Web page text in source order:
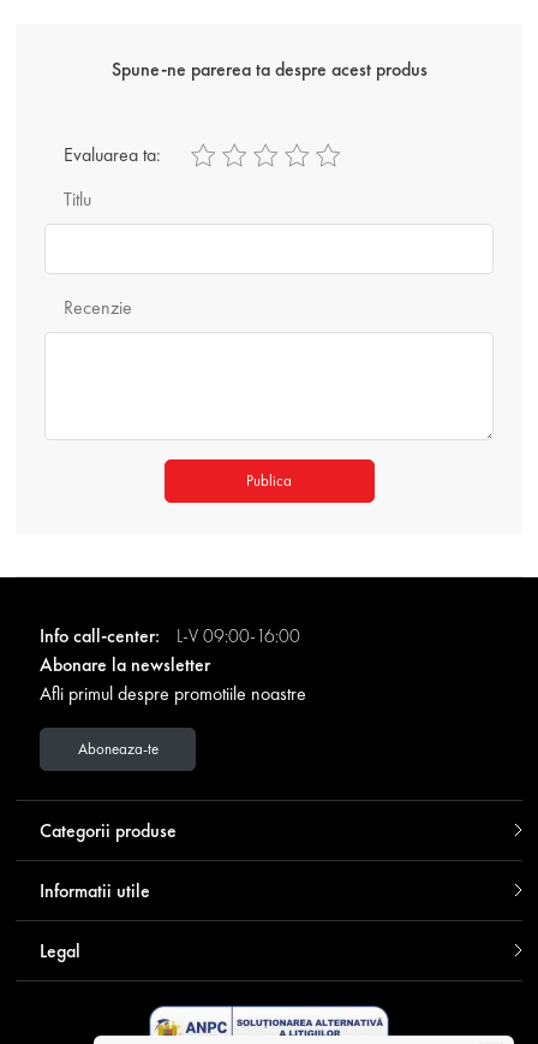
Spune-ne parerea ta despre acest produs
Titlu
Evaluarea ta:
Recenzie
Publica
Info call-center:
L-V 09:00-16:00
Abonare la newsletter
Afli primul despre promotiile noastre
Aboneaza-te
Categorii produse
Informatii utile
Legal